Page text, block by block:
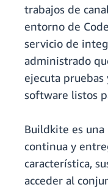
trabajos de
entorno de
servicio de
administrado
ejecuta
software listos
Buildkite es
continua y
característica,
acceder al